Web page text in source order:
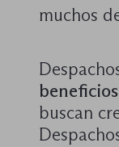
muchos
beneficios
buscan